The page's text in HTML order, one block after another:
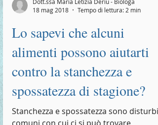
18 mag 2018
Tempo di lettura: 2 min
Lo sapevi che alcuni
alimenti possono aiutarti
contro la stanchezza e
spossatezza di stagione?